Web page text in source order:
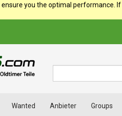
ensure you the optimal performance.
Wanted Anbieter Groups